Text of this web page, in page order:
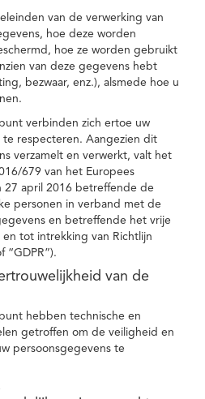
van de verwerking van
hoe deze worden
hoe ze worden gebruikt
van deze gegevens hebt
bezwaar, enz.), alsmede hoe u
verbinden zich ertoe uw
respecteren. Aangezien dit
verzamelt en verwerkt, valt het
679 van het Europees
27 april 2016 betreffende de
personen in verband met de
en betreffende het vrije
tot intrekking van Richtlijn
“GDPR”).
van de
hebben technische en
getroffen om de veiligheid en
persoonsgegevens te